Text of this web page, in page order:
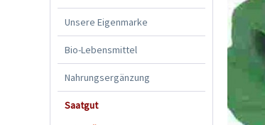
Unsere Eigenmarke
Bio-Lebensmittel
Nahrungsergänzung
Saatgut